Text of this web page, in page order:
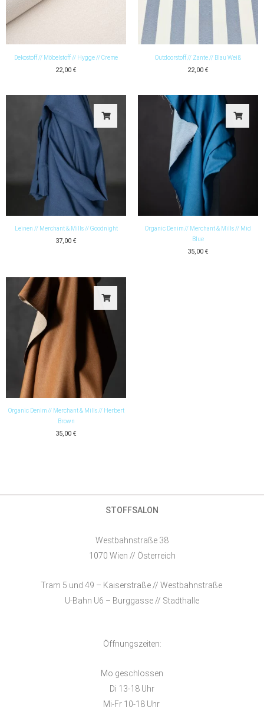
Dekostoff // Möbelstoff // Hygge // Creme
22,00 €
Outdoorstoff // Zante // Blau Weiß
22,00 €
Leinen // Merchant & Mills // Goodnight
37,00 €
Organic Denim // Merchant & Mills // Mid
Blue
35,00 €
Organic Denim // Merchant & Mills // Herbert
Brown
35,00 €
STOFFSALON
Westbahnstraße 38
1070 Wien // Österreich
Tram 5 und 49 – Kaiserstraße // Westbahnstraße
U-Bahn U6 – Burggasse // Stadthalle
Öffnungszeiten:
Mo geschlossen
Di 13-18 Uhr
Mi-Fr 10-18 Uhr